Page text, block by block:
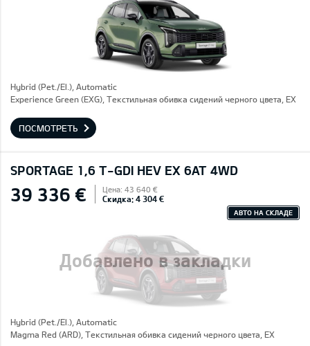
Hybrid (Pet./El.), Automatic
Experience Green (EXG), Текстильная обивка сидений черного цвета, EX
ПОСМОТРЕТЬ
SPORTAGE 1,6 T-GDI HEV EX 6AT 4WD
Добавлено в закладки
39 336 € Цена: 43 640 €
Скидка: 4 304 €
АВТО НА СКЛАДЕ
Hybrid (Pet./El.), Automatic
Magma Red (ARD), Текстильная обивка сидений черного цвета, EX